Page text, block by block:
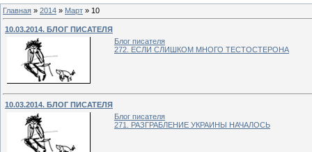
Главная » 2014 » Март » 10
10.03.2014. БЛОГ ПИСАТЕЛЯ
Блог писателя
272. ЕСЛИ СЛИШКОМ МНОГО ТЕСТОСТЕРОНА
10.03.2014. БЛОГ ПИСАТЕЛЯ
Блог писателя
271. РАЗГРАБЛЕНИЕ УКРАИНЫ НАЧАЛОСЬ